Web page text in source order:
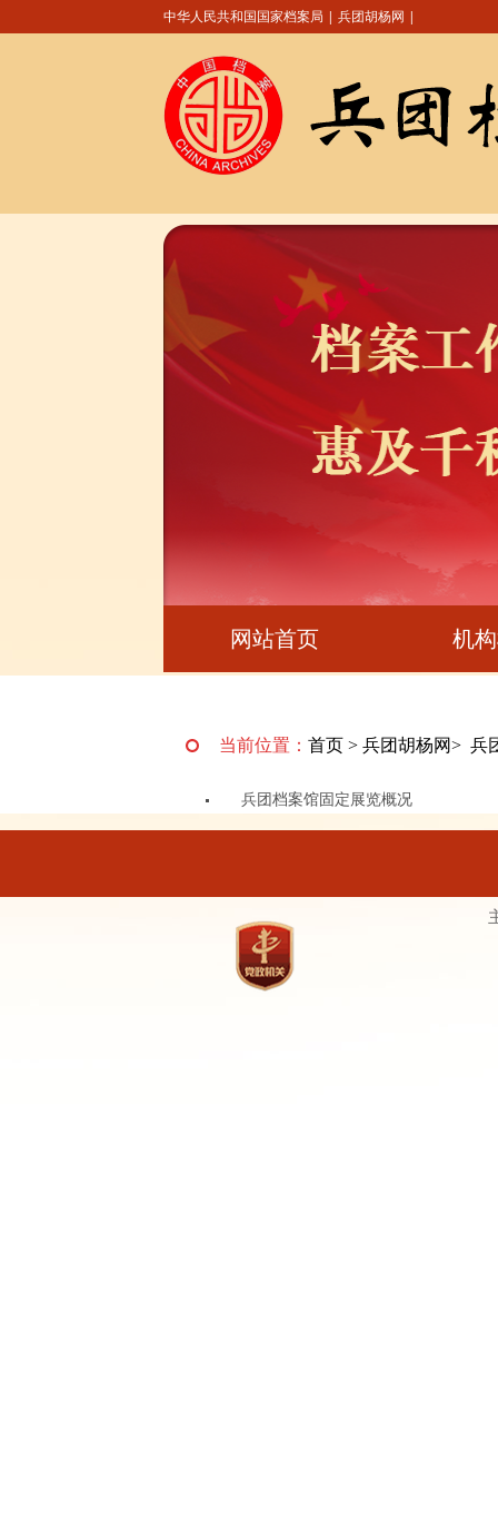
中华人民共和国国家档案局 兵团胡杨网
网站首页 机
当前位置： 首页> 兵团胡杨网> 兵
兵团档案馆固定展览概况